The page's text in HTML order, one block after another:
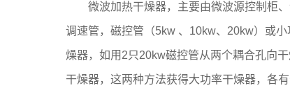
微波加热干燥器，主要由微波源控制柜、
调速管，磁控管（5kw 、10kw、20kw）或
燥器，如用2只20kw磁控管从两个耦合孔向
干燥器，这两种方法获得大功率干燥器，各